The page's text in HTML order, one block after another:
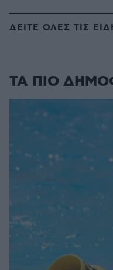
ΔΕΙΤΕ ΟΛΕΣ ΤΙΣ
ΤΑ ΠΙΟ